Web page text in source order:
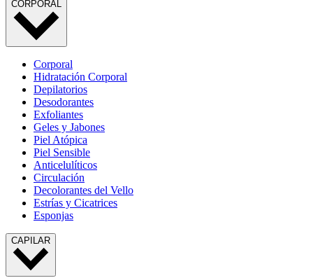
CORPORAL
Corporal
Hidratación Corporal
Depilatorios
Desodorantes
Exfoliantes
Geles y Jabones
Piel Atópica
Piel Sensible
Anticelulíticos
Circulación
Decolorantes del Vello
Estrías y Cicatrices
Esponjas
CAPILAR